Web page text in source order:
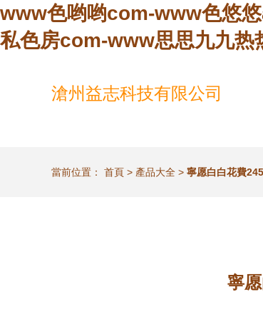
www色哟哟com-www色悠
私色房com-www思思九九
滄州益志科技有限公司
當前位置： 首頁 > 產品大全 > 寧愿白白花費
寧